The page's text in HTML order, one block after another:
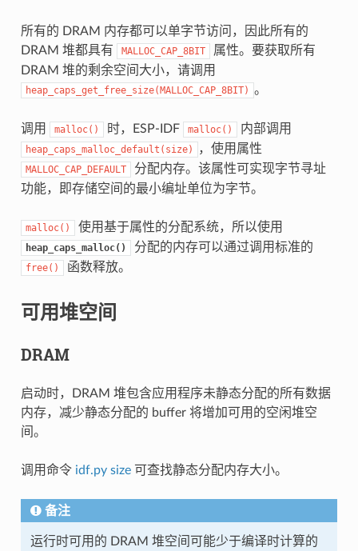
所有的 DRAM 内存都可以单字节访问，因此所有的
DRAM 堆都具有
MALLOC_CAP_8BIT
属性。要获取所有
DRAM 堆的剩余空间大小，请调用
heap_caps_get_free_size(MALLOC_CAP_8BIT) 。
调用 malloc() 时，ESP-IDF malloc() 内部调用
heap_caps_malloc_default(size) ，使用属性
MALLOC_CAP_DEFAULT
分配内存。该属性可实现字节寻址
功能，即存储空间的最小编址单位为字节。
malloc() 使用基于属性的分配系统，所以使用
heap_caps_malloc() 分配的内存可以通过调用标准的
free() 函数释放。
可用堆空间
DRAM
启动时，DRAM 堆包含应用程序未静态分配的所有数据
内存，减少静态分配的 buffer 将增加可用的空闲堆空
间。
调用命令 idf.py size可查找静态分配内存大小。
备注
运行时可用的 DRAM 堆空间可能少于编译时计算的